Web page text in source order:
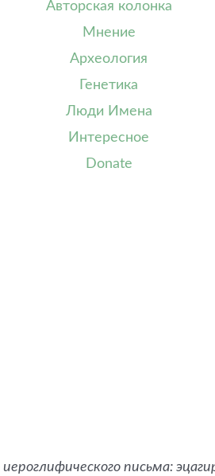
Авторская колонка
Мнение
Археология
Генетика
Люди Имена
Интересное
Donate
письма: